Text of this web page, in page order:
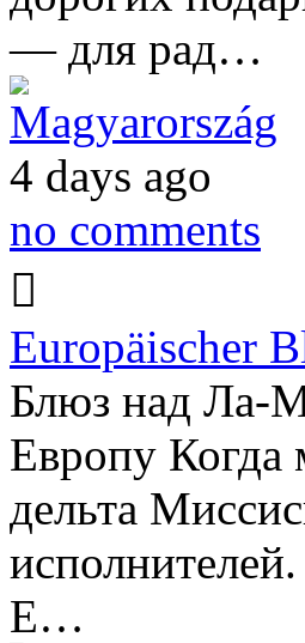
— для рад…
Magyarország
4 days ago
no comments
Europäischer
Блюз над Ла-
Европу Когда
дельта
Е…